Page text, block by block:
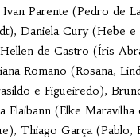
Parente (Pedro de
Daniela Cury (Hebe e
de Castro (Íris
Romano (Rosana,
e Figueiredo),
Flaibann (Elke
Thiago Garça (Pablo,